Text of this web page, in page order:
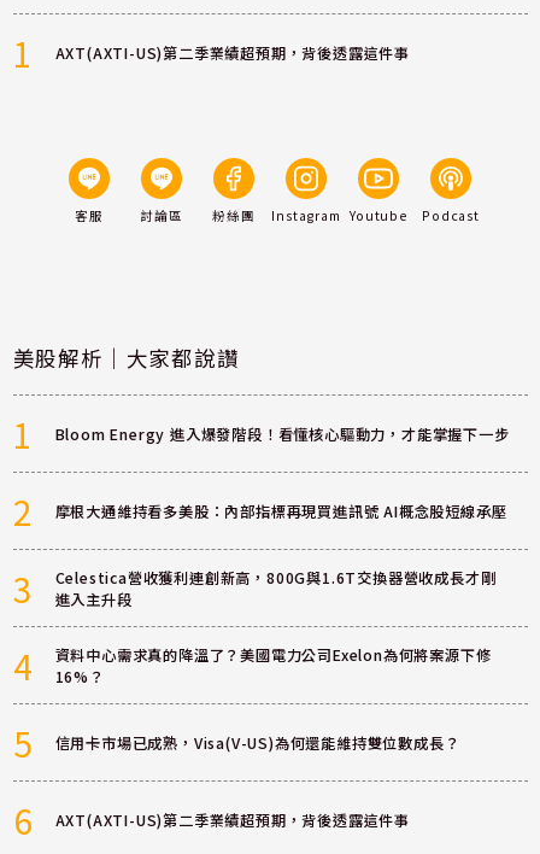
1 AXT(AXTI-US)第二季業績超預期，背後透露這件事
客服 討論區 粉絲團 Instagram Youtube Podcast
美股解析｜大家都說讚
1 Bloom Energy 進入爆發階段！看懂核心驅動力，才能掌握下一步
2 摩根大通維持看多美股：內部指標再現買進訊號 AI概念股短線承壓
3
Celestica營收獲利連創新高，800G與1.6T交換器營收成長才剛
進入主升段
4
資料中心需求真的降溫了？美國電力公司Exelon為何將案源下修
16%？
5 信用卡市場已成熟，Visa(V-US)為何還能維持雙位數成長？
6 AXT(AXTI-US)第二季業績超預期，背後透露這件事